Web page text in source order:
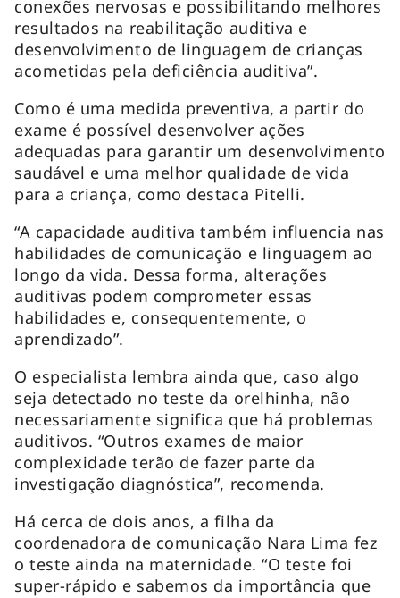
conexões nervosas e possibilitando melhores
resultados na reabilitação auditiva e
desenvolvimento de linguagem de crianças
acometidas pela deficiência auditiva”.
Como é uma medida preventiva, a partir do
exame é possível desenvolver ações
adequadas para garantir um desenvolvimento
saudável e uma melhor qualidade de vida
para a criança, como destaca Pitelli.
“A capacidade auditiva também influencia nas
habilidades de comunicação e linguagem ao
longo da vida. Dessa forma, alterações
auditivas podem comprometer essas
habilidades e, consequentemente, o
aprendizado”.
O especialista lembra ainda que, caso algo
seja detectado no teste da orelhinha, não
necessariamente significa que há problemas
auditivos. “Outros exames de maior
complexidade terão de fazer parte da
investigação diagnóstica”, recomenda.
Há cerca de dois anos, a filha da
coordenadora de comunicação Nara Lima fez
o teste ainda na maternidade. “O teste foi
super-rápido e sabemos da importância que